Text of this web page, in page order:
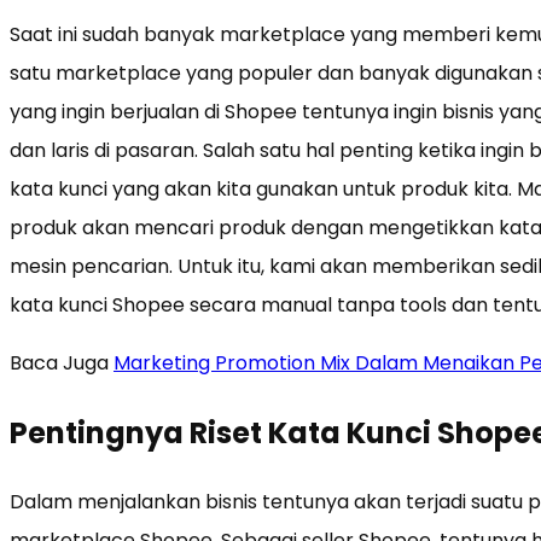
Saat ini sudah banyak marketplace yang memberi
satu marketplace yang populer dan banyak digunakan
yang ingin berjualan di Shopee tentunya ingin bisnis
dan laris di pasaran. Salah satu hal penting ketika ingin
kata kunci yang akan kita gunakan untuk produk kita.
produk akan mencari produk dengan mengetikkan
mesin pencarian. Untuk itu, kami akan memberikan
kata kunci Shopee secara manual tanpa tools dan
Baca Juga Marketing Promotion Mix Dalam Menaikan
Pentingnya Riset Kata Kunci
Dalam menjalankan bisnis tentunya akan terjadi suatu